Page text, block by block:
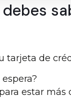
tarjeta de
estar más